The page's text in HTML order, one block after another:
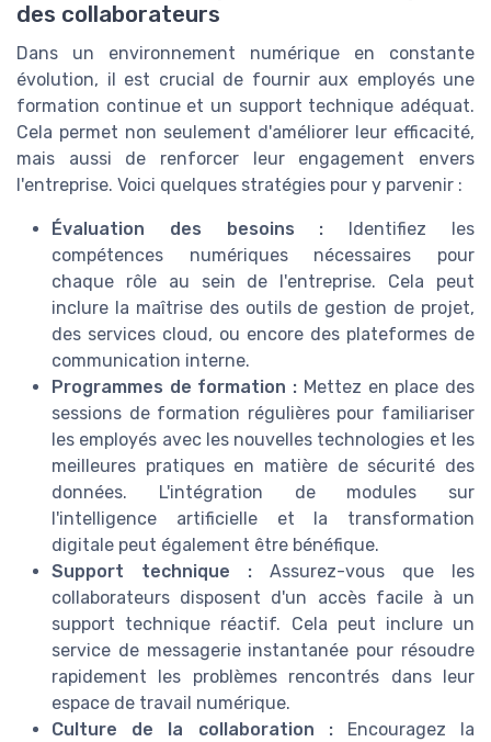
des collaborateurs
Dans un environnement numérique en constante
évolution, il est crucial de fournir aux employés une
formation continue et un support technique adéquat.
Cela permet non seulement d'améliorer leur efficacité,
mais aussi de renforcer leur engagement envers
l'entreprise. Voici quelques stratégies pour y parvenir :
Évaluation des besoins : Identifiez les
compétences numériques nécessaires pour
chaque rôle au sein de l'entreprise. Cela peut
inclure la maîtrise des outils de gestion de projet,
des services cloud, ou encore des plateformes de
communication interne.
Programmes de formation : Mettez en place des
sessions de formation régulières pour familiariser
les employés avec les nouvelles technologies et les
meilleures pratiques en matière de sécurité des
données. L'intégration de modules sur
l'intelligence artificielle et la transformation
digitale peut également être bénéfique.
Support technique : Assurez-vous que les
collaborateurs disposent d'un accès facile à un
support technique réactif. Cela peut inclure un
service de messagerie instantanée pour résoudre
rapidement les problèmes rencontrés dans leur
espace de travail numérique.
Culture de la collaboration :Encouragez la